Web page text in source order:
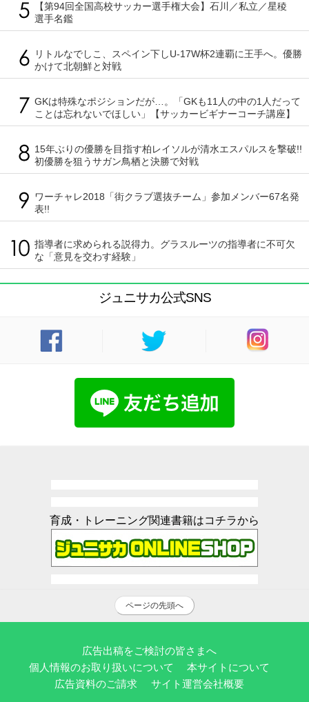
【第94回全国高校サッカー選手権大会】石川／私立／星稜
選手名鑑
リトルなでしこ、スペイン下しU-17W杯2連覇に王手へ。優勝
かけて北朝鮮と対戦
GKは特殊なポジションだが…。「GKも11人の中の1人だって
ことは忘れないでほしい」【サッカービギナーコーチ講座】
15年ぶりの優勝を目指す柏レイソルが清水エスパルスを撃破!!
初優勝を狙うサガン鳥栖と決勝で対戦
ワーチャレ2018「街クラブ選抜チーム」参加メンバー67名発
表!!
指導者に求められる説得力。グラスルーツの指導者に不可欠
な「意見を交わす経験」
ジュニサカ公式SNS
育成・トレーニング関連書籍はコチラから
ページの先頭へ
広告出稿をご検討の皆さまへ
個人情報のお取り扱いについて
本サイトについて
広告資料のご請求
サイト運営会社概要